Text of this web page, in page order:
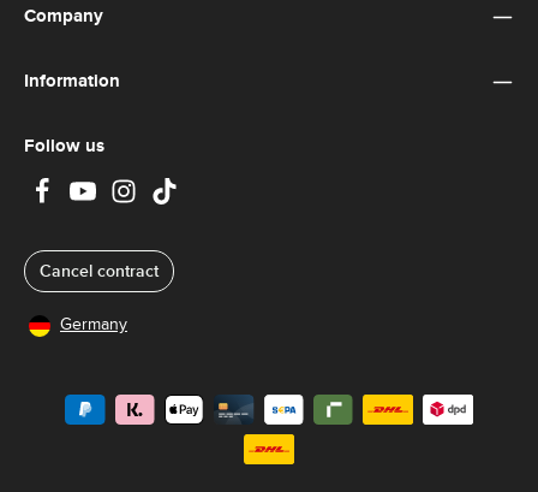
Company
Information
Follow us
Cancel contract
Germany